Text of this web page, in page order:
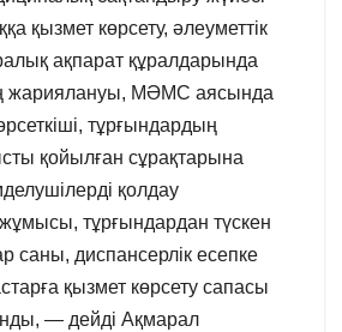
қызмет көрсету, әлеуметтік
ақпарат құралдарында
жариялануы, МӘМС аясында
тұрғындардың
қойылған сұрақтарына
қолдау
тұрғындардан түскен
саны, диспансерлік есепке
қызмет көрсету сапасы
— дейді Ақмарал